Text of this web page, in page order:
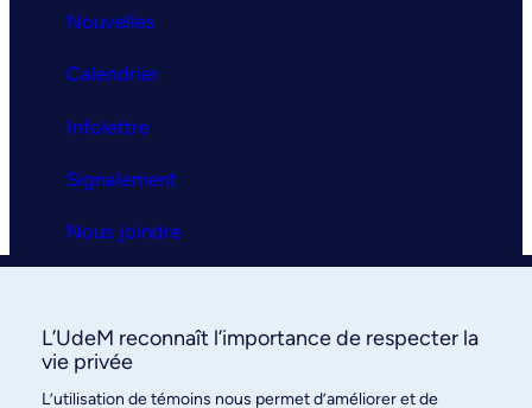
Nouvelles
Calendrier
Infolettre
Signalement
Nous joindre
La clinique
Services
L’UdeM reconnaît l’importance de respecter la
vie privée
L’utilisation de témoins nous permet d’améliorer et de